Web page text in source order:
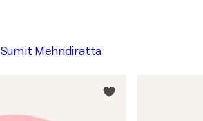
Sumit Mehndiratta